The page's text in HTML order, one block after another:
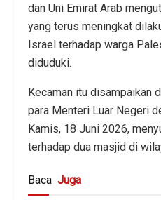
dan Uni Emirat Arab
yang terus meningkat
Israel terhadap warga
diduduki.
Kecaman itu disampaikan
para Menteri Luar Negeri
Kamis, 18 Juni 2026,
terhadap dua masjid di
Baca Juga